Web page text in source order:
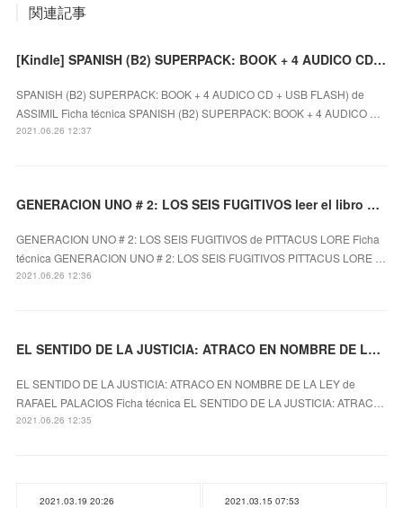
関連記事
[Kindle] SPANISH (B2) SUPERPACK: BOOK + 4 AUDICO CD + USB FLASH) descargar gratis
SPANISH (B2) SUPERPACK: BOOK + 4 AUDICO CD + USB FLASH) de
ASSIMIL Ficha técnica SPANISH (B2) SUPERPACK: BOOK + 4 AUDICO …
2021.06.26 12:37
GENERACION UNO # 2: LOS SEIS FUGITIVOS leer el libro pdf
GENERACION UNO # 2: LOS SEIS FUGITIVOS de PITTACUS LORE Ficha
técnica GENERACION UNO # 2: LOS SEIS FUGITIVOS PITTACUS LORE …
2021.06.26 12:36
EL SENTIDO DE LA JUSTICIA: ATRACO EN NOMBRE DE LA LEY leer pdf
EL SENTIDO DE LA JUSTICIA: ATRACO EN NOMBRE DE LA LEY de
RAFAEL PALACIOS Ficha técnica EL SENTIDO DE LA JUSTICIA: ATRAC…
2021.06.26 12:35
2021.03.19 20:26 2021.03.15 07:53